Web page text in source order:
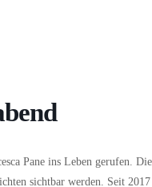
Pane ins Leben gerufen.
sichtbar werden. Seit